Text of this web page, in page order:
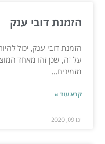
הזמנת דובי ענק
הזמנת דובי ענק, יכול
על זה, שכן זהו מאחד
מזמינים...
קרא עוד »
ינו 09, 2020